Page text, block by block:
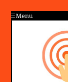
Menu